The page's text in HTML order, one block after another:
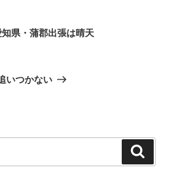
県・蒲郡出張は晴天
いつかない